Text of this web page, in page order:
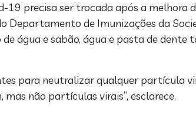
19 precisa ser trocada após a melhora
Departamento de Imunizações da
água e sabão, água e pasta de
para neutralizar qualquer partícula
não partículas virais”, esclarece.